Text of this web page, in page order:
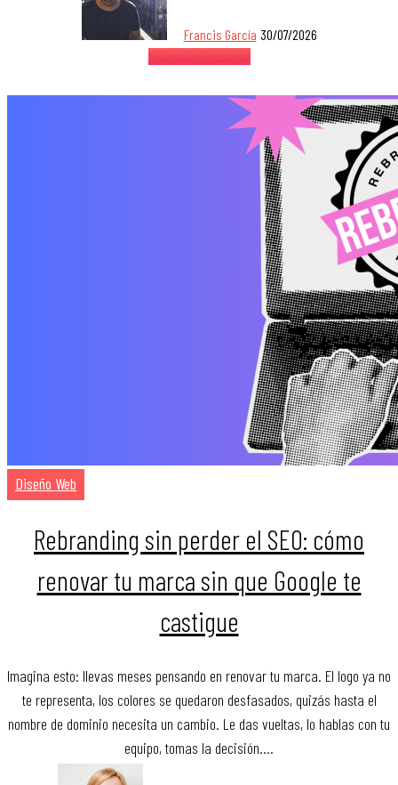
Francis García 30/07/2026
Quiero saber más
Diseño Web
Rebranding sin perder el SEO: cómo
renovar tu marca sin que Google te
castigue
Imagina esto: llevas meses pensando en renovar tu marca. El logo ya no
te representa, los colores se quedaron desfasados, quizás hasta el
nombre de dominio necesita un cambio. Le das vueltas, lo hablas con tu
equipo, tomas la decisión.…